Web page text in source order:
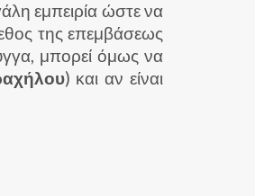
εμπειρία ώστε να
της επεμβάσεως
μπορεί όμως να
) και αν είναι